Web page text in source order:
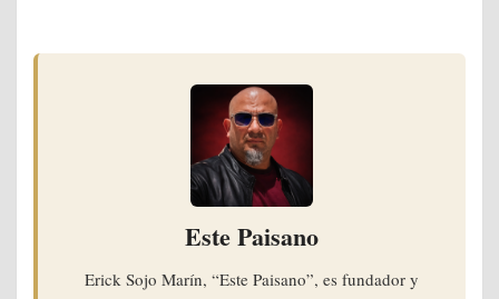
Este Paisano
Erick Sojo Marín, “Este Paisano”, es fundador y